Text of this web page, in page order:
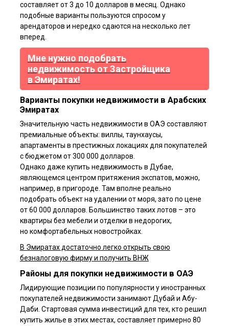
составляет от 3 до 10 долларов в месяц. Однако
подобные варианты пользуются спросом у
арендаторов и нередко сдаются на несколько лет
вперед.
Мне нужно подобрать
недвижимость от Застройщика
в Эмиратах!
Я ознакомлен(а) спользовательским соглашением
даю согласие на обработку персональных данных третьими
лицами.
Отправить
Варианты покупки недвижимости в Арабских
Эмиратах
Значительную часть недвижимости в ОАЭ составляют
премиальные объекты: виллы, таунхаусы,
апартаменты в престижных локациях для покупателей
с бюджетом от 300 000 долларов.
Однако даже купить недвижимость в Дубае,
являющемся центром притяжения экспатов, можно,
например, в пригороде. Там вполне реально
подобрать объект на удалении от моря, зато по цене
от 60 000 долларов. Большинство таких лотов – это
квартиры без мебели и отделки в недорогих,
но комфортабельных новостройках.
В Эмиратах достаточно легко открыть свою
безналоговую фирму и получить ВНЖ
Районы для покупки недвижимости в ОАЭ
Лидирующие позиции по популярности у иностранных
покупателей недвижимости занимают Дубай и Абу-
Даби. Стартовая сумма инвестиций для тех, кто решил
купить жилье в этих местах, составляет примерно 80